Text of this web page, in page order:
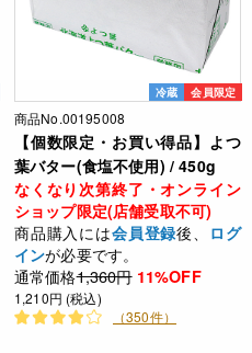
冷蔵 会員限定
商品No.00195008
【個数限定・お買い得品】よつ
葉バター(食塩不使用) / 450g
なくなり次第終了・オンライン
ショップ限定(店舗受取不可)
商品購入には会員登録後、
ログ
インが必要です。
通常価格1,360円 11%OFF
1,210円 (税込)
（350件）